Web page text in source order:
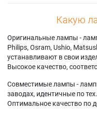
Какую
Оригинальные лампы -
Philips, Osram, Ushio,
устанавливают в свои
Высокое качество,
Совместимые лампы -
заводах, идентичные по
Оптимальное качество по